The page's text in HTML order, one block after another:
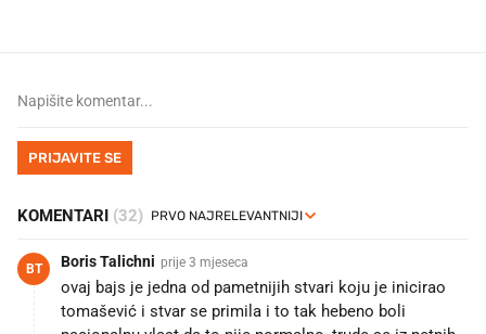
PRIJAVITE SE
KOMENTARI (32)
BT Boris Talichni prije 3 mjeseca
ovaj bajs je jedna od pametnijih stvari koju je inicirao
tomašević i stvar se primila i to tak hebeno boli